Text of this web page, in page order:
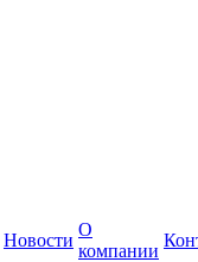
Новости
О
компании